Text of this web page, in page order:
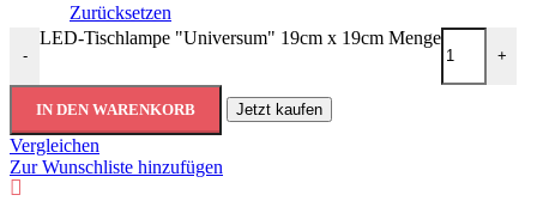
Zurücksetzen
-
LED-Tischlampe "Universum" 19cm x 19cm Menge
+
IN DEN WARENKORB Jetzt kaufen
Vergleichen
Zur Wunschliste hinzufügen